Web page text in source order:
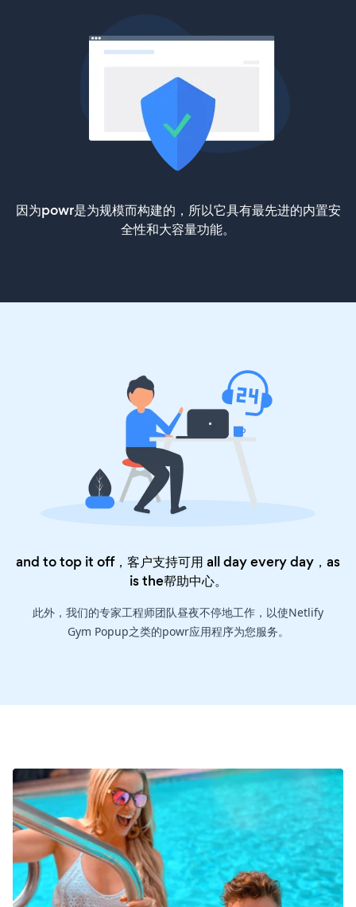
因为powr是为规模而构建的，所以它具有最先进的内置安
全性和大容量功能。
and to top it off，客户支持可用 all day every day，as
is the帮助中心。
此外，我们的专家工程师团队昼夜不停地工作，以使Netlify
Gym Popup之类的powr应用程序为您服务。